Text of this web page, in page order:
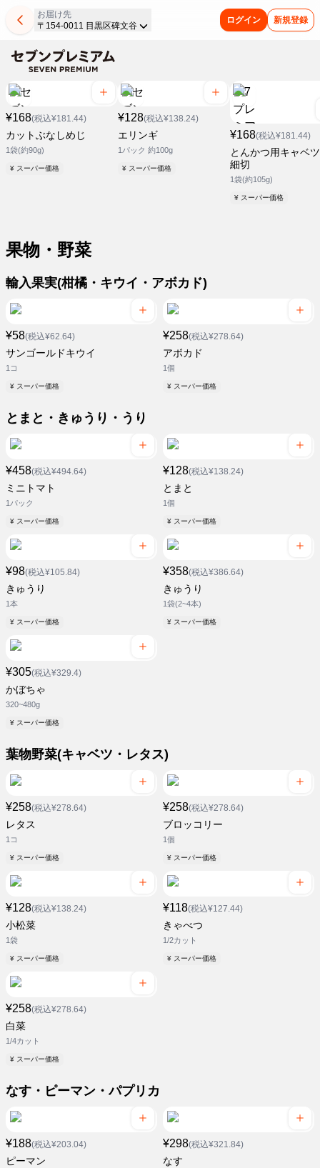
お届け先
〒154-0011 目黒区碑文谷
ログイン 新規登録
¥168(税込¥181.44)
カットぶなしめじ
1袋(約90g)
¥ スーパー価格
¥128(税込¥138.24)
エリンギ
1パック 約100g
¥ スーパー価格
¥168(税込¥181.44)
とんかつ用キャベ
細切
1袋(約105g)
¥ スーパー価格
果物・野菜
輸入果実(柑橘・キウイ・アボカド)
¥58(税込¥62.64)
サンゴールドキウイ
1コ
¥ スーパー価格
¥258(税込¥278.64)
アボカド
1個
¥ スーパー価格
とまと・きゅうり・うり
¥458(税込¥494.64)
ミニトマト
1パック
¥ スーパー価格
¥128(税込¥138.24)
とまと
1個
¥ スーパー価格
¥98(税込¥105.84)
きゅうり
1本
¥ スーパー価格
¥358(税込¥386.64)
きゅうり
1袋(2~4本)
¥ スーパー価格
¥305(税込¥329.4)
かぼちゃ
320~480g
¥ スーパー価格
葉物野菜(キャベツ・レタス)
¥258(税込¥278.64)
レタス
1コ
¥ スーパー価格
¥258(税込¥278.64)
ブロッコリー
1個
¥ スーパー価格
¥128(税込¥138.24)
小松菜
1袋
¥ スーパー価格
¥118(税込¥127.44)
きゃべつ
1/2カット
¥ スーパー価格
¥258(税込¥278.64)
白菜
1/4カット
¥ スーパー価格
なす・ピーマン・パプリカ
¥188(税込¥203.04)
ピーマン
¥298(税込¥321.84)
なす